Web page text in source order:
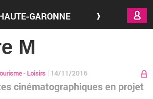
GARONNE
M
- Loisirs 14/11/2016
cinématographiques en projet